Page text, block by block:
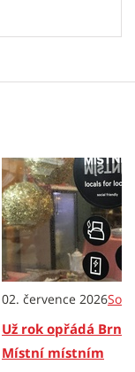
02. července 2026
Už rok opřádá
Místní místním